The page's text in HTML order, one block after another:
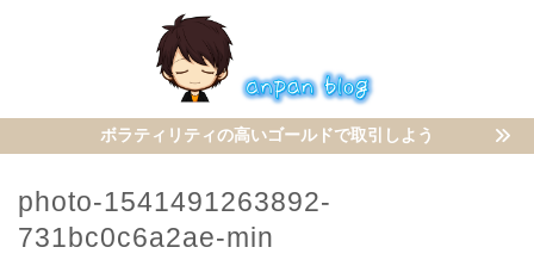
ボラティリティの高いゴールドで取引しよう
photo-1541491263892-
731bc0c6a2ae-min